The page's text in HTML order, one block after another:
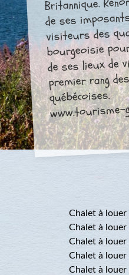
de ses
visiteurs des
bourgeoisie
de ses lieux de
premier rang
québécoises.
www.tourisme-
Chalet à louer
Chalet à louer
Chalet à louer
Chalet à
Chalet à louer